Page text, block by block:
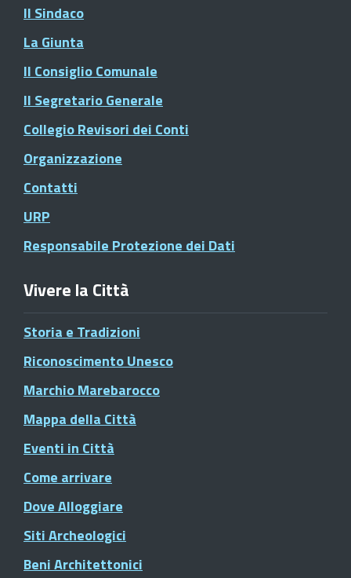
Il Sindaco
La Giunta
Il Consiglio Comunale
Il Segretario Generale
Collegio Revisori dei Conti
Organizzazione
Contatti
URP
Responsabile Protezione dei Dati
Vivere la Città
Storia e Tradizioni
Riconoscimento Unesco
Marchio Marebarocco
Mappa della Città
Eventi in Città
Come arrivare
Dove Alloggiare
Siti Archeologici
Beni Architettonici